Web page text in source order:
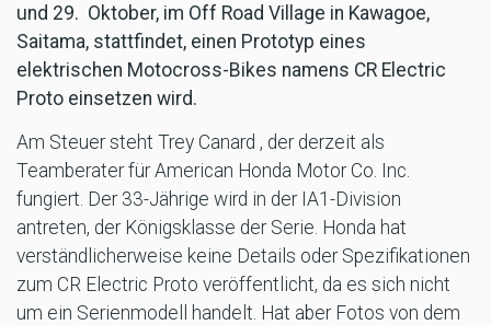
und 29. Oktober, im Off Road Village in Kawagoe,
Saitama, stattfindet, einen Prototyp eines
elektrischen Motocross-Bikes namens CR Electric
Proto einsetzen wird.
Am Steuer steht Trey Canard , der derzeit als
Teamberater für American Honda Motor Co. Inc.
fungiert. Der 33-Jährige wird in der IA1-Division
antreten, der Königsklasse der Serie. Honda hat
verständlicherweise keine Details oder Spezifikationen
zum CR Electric Proto veröffentlicht, da es sich nicht
um ein Serienmodell handelt. Hat aber Fotos von dem